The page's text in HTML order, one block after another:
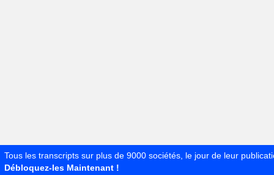
Tous les transcripts sur plus de 9000 sociétés, le jour de leur
Débloquez-les Maintenant !